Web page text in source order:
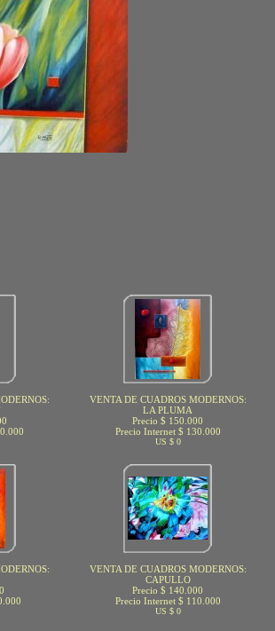
VENTA DE CUADROS MODERNOS:
LA PLUMA
Precio $ 150.000
Precio Internet $ 130.000
US $ 0
VENTA DE CUADROS MODERNOS:
CAPULLO
Precio $ 140.000
Precio Internet $ 110.000
US $ 0